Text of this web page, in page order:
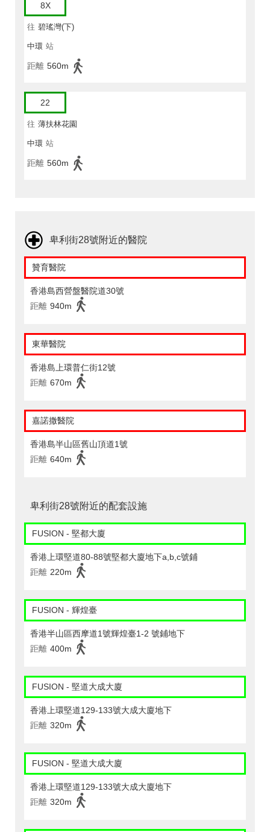
8X
往 碧瑤灣(下)
中環 站
距離 560m
22
往 薄扶林花園
中環 站
距離 560m
卑利街28號附近的醫院
贊育醫院
香港島西營盤醫院道30號
距離 940m
東華醫院
香港島上環普仁街12號
距離 670m
嘉諾撒醫院
香港島半山區舊山頂道1號
距離 640m
卑利街28號附近的配套設施
FUSION - 堅都大廈
香港上環堅道80-88號堅都大廈地下a,b,c號鋪
距離 220m
FUSION - 輝煌臺
香港半山區西摩道1號輝煌臺1-2 號鋪地下
距離 400m
FUSION - 堅道大成大廈
香港上環堅道129-133號大成大廈地下
距離 320m
FUSION - 堅道大成大廈
香港上環堅道129-133號大成大廈地下
距離 320m